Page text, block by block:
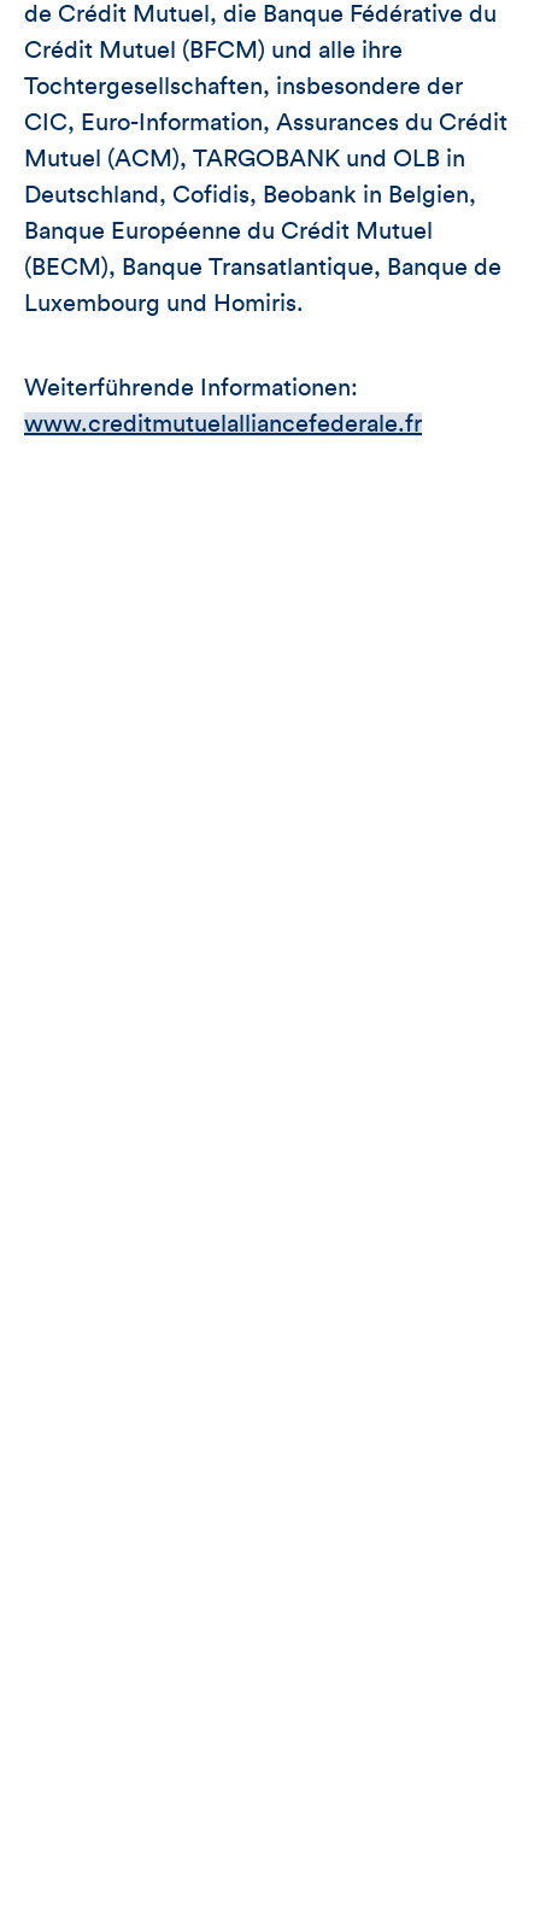
de Crédit Mutuel, die Banque Fédérative du
Crédit Mutuel (BFCM) und alle ihre
Tochtergesellschaften, insbesondere der
CIC, Euro-Information, Assurances du Crédit
Mutuel (ACM), TARGOBANK und OLB in
Deutschland, Cofidis, Beobank in Belgien,
Banque Européenne du Crédit Mutuel
(BECM), Banque Transatlantique, Banque de
Luxembourg und Homiris.
Weiterführende Informationen:
www.creditmutuelalliancefederale.fr